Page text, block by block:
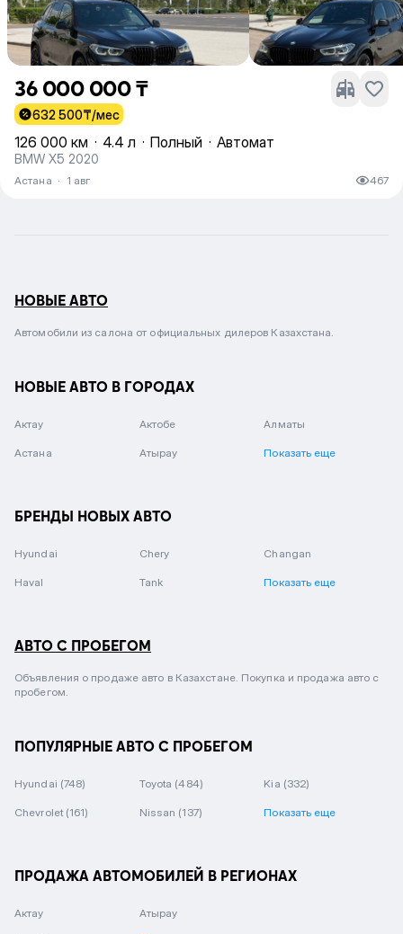
36 000 000 ₸
632 500₸/мес
126 000 км · 4.4 л · Полный · Автомат
BMW X5 2020
Астана · 1 авг 467
НОВЫЕ АВТО
Автомобили из салона от официальных дилеров Казахстана.
НОВЫЕ АВТО В ГОРОДАХ
Актау Актобе Алматы
Астана Атырау Показать еще
БРЕНДЫ НОВЫХ АВТО
Hyundai Chery Changan
Haval Tank Показать еще
АВТО С ПРОБЕГОМ
Объявления о продаже авто в Казахстане. Покупка и продажа авто с
пробегом.
ПОПУЛЯРНЫЕ АВТО С ПРОБЕГОМ
Hyundai (748) Toyota (484) Kia (332)
Chevrolet (161) Nissan (137) Показать еще
ПРОДАЖА АВТОМОБИЛЕЙ В РЕГИОНАХ
Актау Атырау